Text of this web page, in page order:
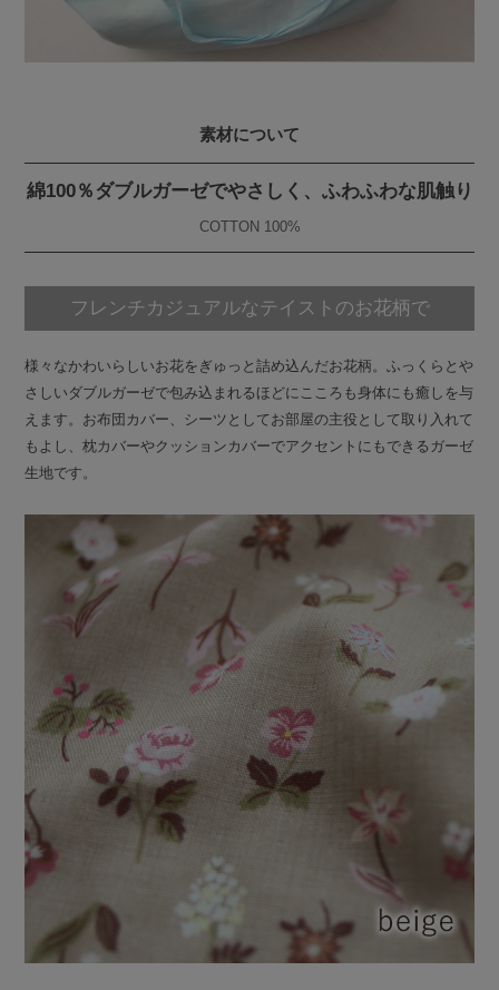
素材について
綿100％ダブルガーゼでやさしく、ふわふわな肌触り
COTTON 100%
フレンチカジュアルなテイストのお花柄で
様々なかわいらしいお花をぎゅっと詰め込んだお花柄。ふっくらとや
さしいダブルガーゼで包み込まれるほどにこころも身体にも癒しを与
えます。お布団カバー、シーツとしてお部屋の主役として取り入れて
もよし、枕カバーやクッションカバーでアクセントにもできるガーゼ
生地です。